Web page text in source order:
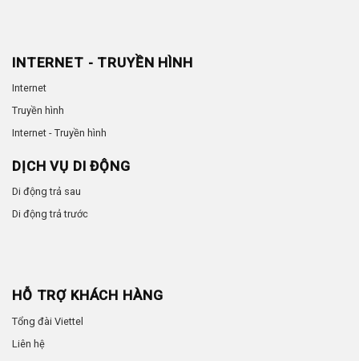
INTERNET - TRUYỀN HÌNH
Internet
Truyền hình
Internet - Truyền hình
DỊCH VỤ DI ĐỘNG
Di động trả sau
Di động trả trước
HỖ TRỢ KHÁCH HÀNG
Tổng đài Viettel
Liên hệ